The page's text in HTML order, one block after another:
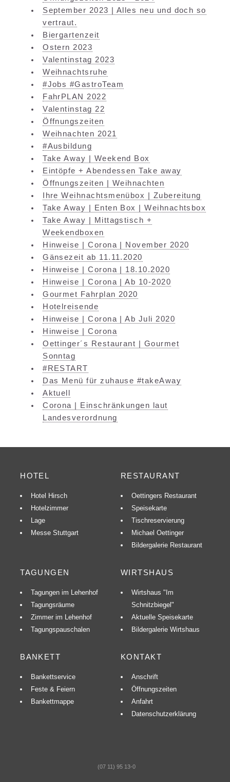
September 2023 | Alles neu und doch so
vertraut.
Biergartenzeit
Ostern 2023
Valentinstag 2023
Weihnachtsruhe
#Jobs #GastroTeam
FahrPLAN 2022
Valentinstag 22
Öffnungszeiten
Weihnachten 2021
#Ausbildung
Take Away | Weekend Box
Eintöpfe + Abendessen Take away
Öffnungszeiten | Weihnachten
Ihre Weihnachtsmenübox | Zubereitung
Take Away | Enten Box | Weihnachtsbox
Take Away | Mittagstisch +
Weekendboxen
Hinweise | Corona | November 2020
Gänsezeit ab 11.11.2020
Hinweise | Corona | 18.10.2020
Hinweise | Corona | Ab 10-2020
Gourmet Fahrplan 2020
Hotelreisende
Hinweise | Corona | Ab Juli 2020
Hinweise | Corona
Oettinger´s Restaurant | Gourmet
Sonntag
#RESTART
Das Menü für zuhause #takeAway
Aktuell
Corona | Einschränkungen laut
Landesverordnung
HOTEL
Hotel Hirsch
Hotelzimmer
Lage
Messe Stuttgart
RESTAURANT
Oettingers Restaurant
Speisekarte
Tischreservierung
Michael Oettinger
Bildergalerie Restaurant
TAGUNGEN
Tagungen im Lehenhof
Tagungsräume
Zimmer im Lehenhof
Tagungspauschalen
WIRTSHAUS
Wirtshaus "Im
Schnitzbiegel"
Aktuelle Speisekarte
Bildergalerie Wirtshaus
BANKETT
Bankettservice
Feste & Feiern
Bankettmappe
KONTAKT
Anschrift
Öffnungszeiten
Anfahrt
Datenschutzerklärung
(07 11) 95 13-0